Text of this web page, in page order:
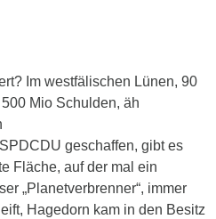
Im westfälischen Lünen, 90
Mio Schulden, äh
geschaffen, gibt es
Fläche, auf der mal ein
„Planetverbrenner“, immer
Hagedorn kam in den Besitz